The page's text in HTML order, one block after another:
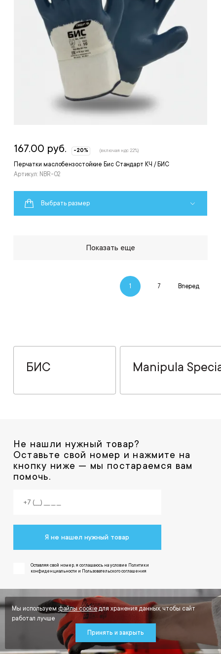
Перчатки маслобензостойкие Бис Стандарт КЧ / БИС
Артикул: NBR-02
167.00 руб. -20% (включая ндс 22%)
Выбрать размер
Показать еще
1 7 Вперед
БИС Manipula
Не нашли нужный товар?
Оставьте свой номер и нажмите на
кнопку ниже — мы постараемся вам
помочь.
Я не нашел нужный товар
Оставляя свой номер, я соглашаюсь на условие Политики
конфиденциальности и Пользовательского соглашения
Мы используем файлы cookieдля хранения данных, чтобы сайт
работал лучше
Принять и закрыть